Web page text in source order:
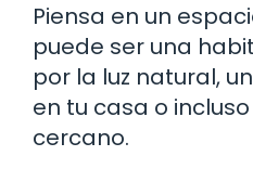
Piensa en un
puede ser una
por la luz natural,
en tu casa o
cercano.